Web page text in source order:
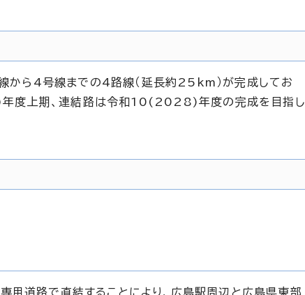
から4号線までの4路線（延長約25km）が完成してお
度上期、連結路は令和10(2028)年度の完成を目指し
用道路で直結することにより、広島駅周辺と広島県東部